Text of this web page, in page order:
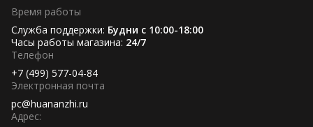
Время работы
Служба поддержки: Будни с 10:00-18:00
Часы работы магазина: 24/7
Телефон
+7 (499) 577-04-84
Электронная почта
pc@huananzhi.ru
Адрес: